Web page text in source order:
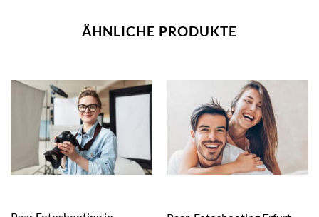
ÄHNLICHE PRODUKTE